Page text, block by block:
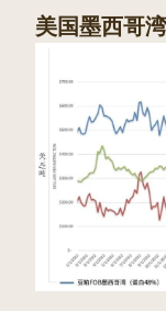
美国墨西哥